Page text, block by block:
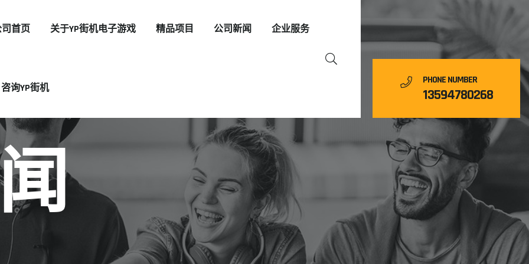
首页 关于YP街机电子游戏 精品项目 公司新闻 企业服务
咨询YP街机
PHONE NUMBER
13594780268